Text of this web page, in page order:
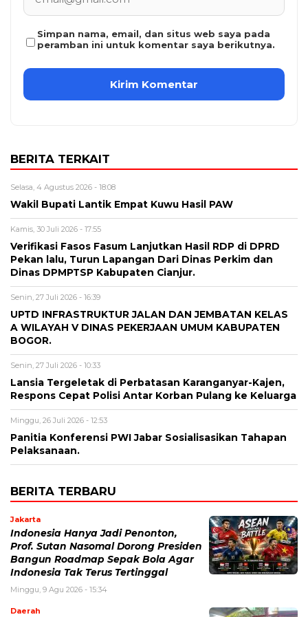
Simpan nama, email, dan situs web saya pada
peramban ini untuk komentar saya berikutnya.
BERITA TERKAIT
Selasa, 4 Agustus 2026 - 18:08
Wakil Bupati Lantik Empat Kuwu Hasil PAW
Kamis, 30 Juli 2026 - 17:55
Verifikasi Fasos Fasum Lanjutkan Hasil RDP di DPRD
Pekan lalu, Turun Lapangan Dari Dinas Perkim dan
Dinas DPMPTSP Kabupaten Cianjur.
Senin, 27 Juli 2026 - 16:39
UPTD INFRASTRUKTUR JALAN DAN JEMBATAN KELAS
A WILAYAH V DINAS PEKERJAAN UMUM KABUPATEN
BOGOR.
Senin, 27 Juli 2026 - 10:33
Lansia Tergeletak di Perbatasan Karanganyar-Kajen,
Respons Cepat Polisi Antar Korban Pulang ke Keluarga
Minggu, 26 Juli 2026 - 12:53
Panitia Konferensi PWI Jabar Sosialisasikan Tahapan
Pelaksanaan.
BERITA TERBARU
Jakarta
Indonesia Hanya Jadi Penonton,
Prof. Sutan Nasomal Dorong Presiden
Bangun Roadmap Sepak Bola Agar
Indonesia Tak Terus Tertinggal
Minggu, 9 Agu 2026 - 15:34
Daerah